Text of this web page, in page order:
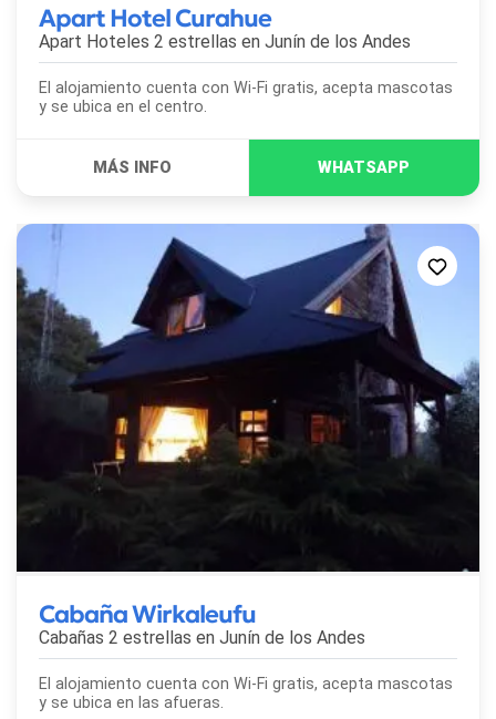
Apart Hotel Curahue
Apart Hoteles 2 estrellas en Junín de los Andes
El alojamiento cuenta con Wi-Fi gratis, acepta mascotas
y se ubica en el centro.
Cabaña Wirkaleufu
Cabañas 2 estrellas en Junín de los Andes
El alojamiento cuenta con Wi-Fi gratis, acepta mascotas
y se ubica en las afueras.